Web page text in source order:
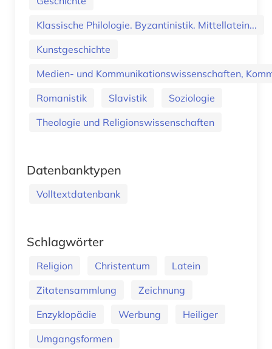
Klassische Philologie. Byzantinistik. Mittellatein...
Kunstgeschichte
Medien- und Kommunikationswissenschaften,
Romanistik
Slavistik
Soziologie
Theologie und Religionswissenschaften
Datenbanktypen
Volltextdatenbank
Schlagwörter
Religion Christentum
Latein
Zitatensammlung
Zeichnung
Enzyklopädie
Werbung
Heiliger
Umgangsformen